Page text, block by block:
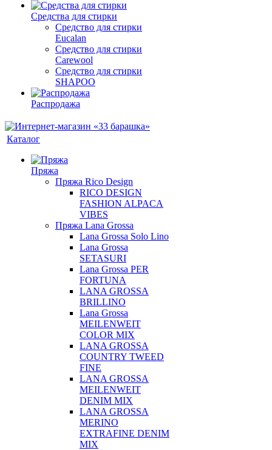
Средства для стирки
Средство для стирки
Eucalan
Средство для стирки
Carewool
Средство для стирки
SHAPOO
Распродажа
Каталог
Пряжа
Пряжа Rico Design
RICO DESIGN
FASHION ALPACA
VIBES
Пряжа Lana Grossa
Lana Grossa Solo Lino
Lana Grossa
SETASURI
Lana Grossa PER
FORTUNA
LANA GROSSA
BRILLINO
Lana Grossa
MEILENWEIT
COLOR MIX
LANA GROSSA
COUNTRY TWEED
FINE
LANA GROSSA
MEILENWEIT
DENIM MIX
LANA GROSSA
MERINO
EXTRAFINE DENIM
MIX